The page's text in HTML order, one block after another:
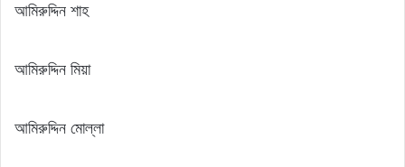
আমিরুদ্দিন শাহ
আমিরুদ্দিন মিয়া
আমিরুদ্দিন মোল্লা